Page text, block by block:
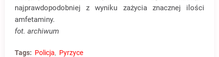
najprawdopodobniej z wyniku zażycia znacznej ilości
amfetaminy.
fot. archiwum
Tags: Policja Pyrzyce